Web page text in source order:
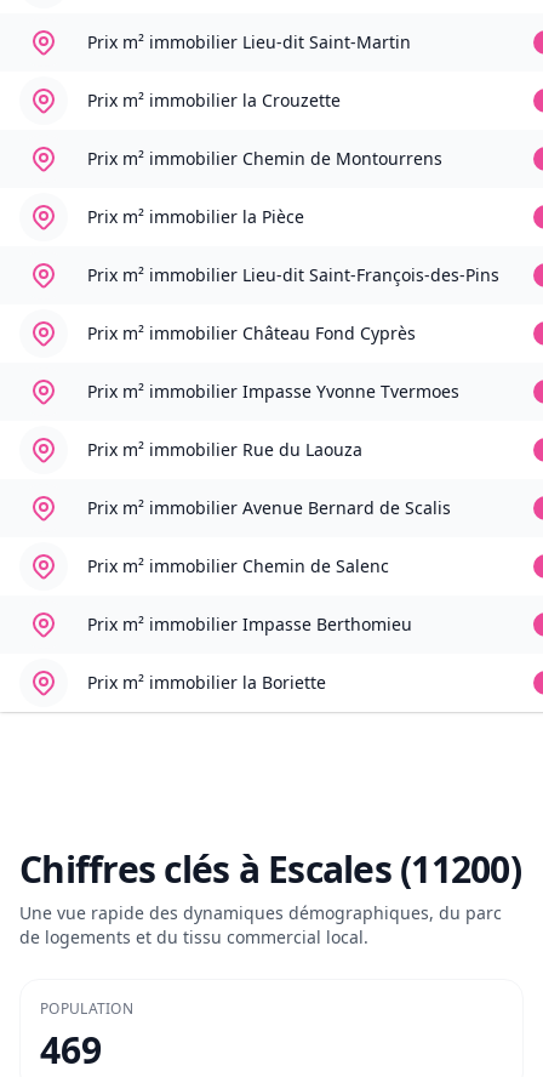
Prix m² immobilier Lieu-dit Saint-Martin
Prix m² immobilier la Crouzette
Prix m² immobilier Chemin de Montourrens
Prix m² immobilier la Pièce
Prix m² immobilier Lieu-dit Saint-François-des-Pins
Prix m² immobilier Château Fond Cyprès
Prix m² immobilier Impasse Yvonne Tvermoes
Prix m² immobilier Rue du Laouza
Prix m² immobilier Avenue Bernard de Scalis
Prix m² immobilier Chemin de Salenc
Prix m² immobilier Impasse Berthomieu
Prix m² immobilier la Boriette
Chiffres clés à Escales (11200)
Une vue rapide des dynamiques démographiques, du parc
de logements et du tissu commercial local.
POPULATION
469